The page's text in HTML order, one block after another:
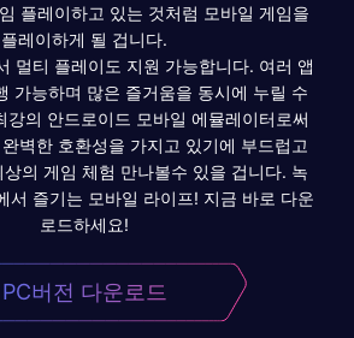
플레이하고 있는 것처럼 모바일 게임을
플레이하게 될 겁니다.
멀티 플레이도 지원 가능합니다. 여러 앱
가능하며 많은 즐거움을 동시에 누릴 수
강의 안드로이드 모바일 에뮬레이터로써
벽한 호환성을 가지고 있기에 부드럽고
의 게임 체험 만나볼수 있을 겁니다. 녹
서 즐기는 모바일 라이프! 지금 바로 다운
로드하세요!
PC버전 다운로드